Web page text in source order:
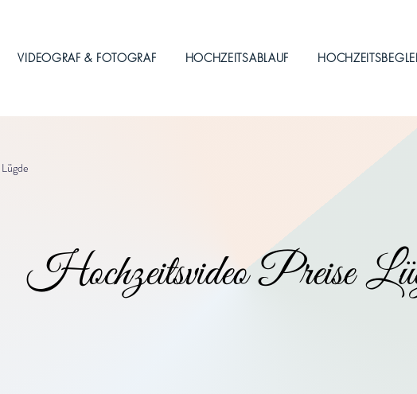
VIDEOGRAF & FOTOGRAF HOCHZEITSABLAUF
Lügde
Hochzeitsvideo Preise